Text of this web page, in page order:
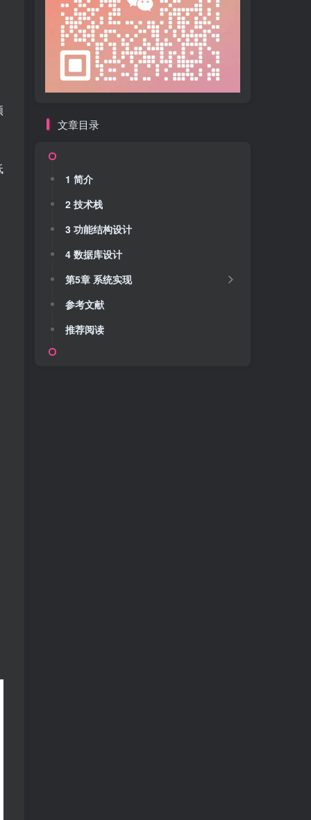
文章目录
1 简介
2 技术栈
3 功能结构设计
4 数据库设计
第5章 系统实现
参考文献
推荐阅读